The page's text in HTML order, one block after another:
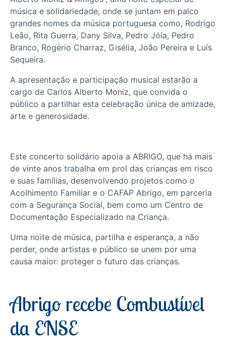
música e solidariedade, onde se juntam em palco
grandes nomes da música portuguesa como, Rodrigo
Leão, Rita Guerra, Dany Silva, Pedro Jóia, Pedro
Branco, Rogério Charraz, Gisélia, João Pereira e Luís
Sequeira.
A apresentação e participação musical estarão a
cargo de Carlos Alberto Moniz, que convida o
público a partilhar esta celebração única de amizade,
arte e generosidade.
Este concerto solidário apoia a ABRIGO, que há mais
de vinte anos trabalha em prol das crianças em risco
e suas famílias, desenvolvendo projetos como o
Acolhimento Familiar e o CAFAP Abrigo, em parceria
com a Segurança Social, bem como um Centro de
Documentação Especializado na Criança.
Uma noite de música, partilha e esperança, a não
perder, onde artistas e público se unem por uma
causa maior: proteger o futuro das crianças.
Abrigo recebe Combustível
da ENSE